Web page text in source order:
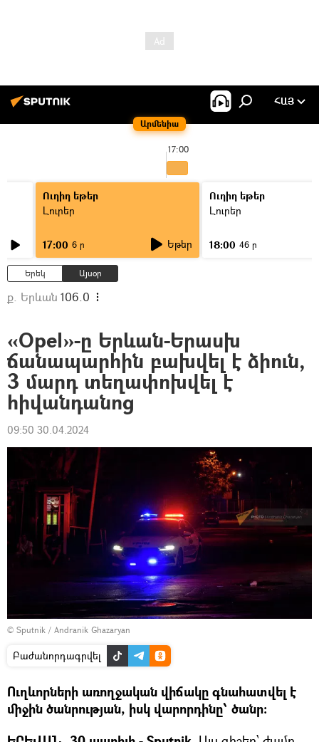
Արմենիա
ՀԱՅ
17:00
Ուղիղ եթեր
Լուրեր
17:00 6 ր Եթեր
Ուղիղ եթեր
Լուրեր
18:00 46 ր
Երեկ Այսօր
ք. Երևան 106.0
«Opel»-ը Երևան-Երասխ
ճանապարհին բախվել է ձիուն,
3 մարդ տեղափոխվել է
հիվանդանոց
09:50 30.04.2024
© Sputnik / Andranik Ghazaryan
Բաժանորդագրվել
Ուղևորների առողջական վիճակը գնահատվել է
միջին ծանրության, իսկ վարորդինը՝ ծանր։